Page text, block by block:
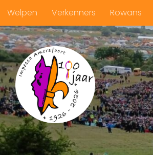
Doorgaan naar inhoud
Welpen Verkenners Rowans